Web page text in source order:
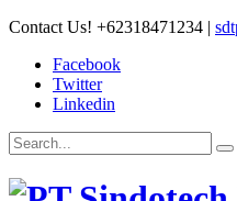
Contact Us! +62318471234 |
Facebook
Twitter
Linkedin